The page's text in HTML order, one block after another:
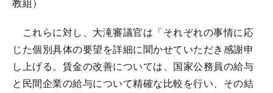
教組）
これらに対し、大滝審議官は「それぞれの事情に応
じた個別具体の要望を詳細に聞かせていただき感謝申
し上げる。賃金の改善については、国家公務員の給与
と民間企業の給与について精確な比較を行い、その結